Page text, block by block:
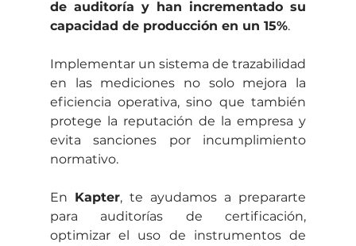
de auditoría y han incrementado su
capacidad de producción en un 15%.
Implementar un sistema de trazabilidad
en las mediciones no solo mejora la
eficiencia operativa, sino que también
protege la reputación de la empresa y
evita sanciones por incumplimiento
normativo.
En Kapter, te ayudamos a prepararte
para auditorías de certificación,
optimizar el uso de instrumentos de